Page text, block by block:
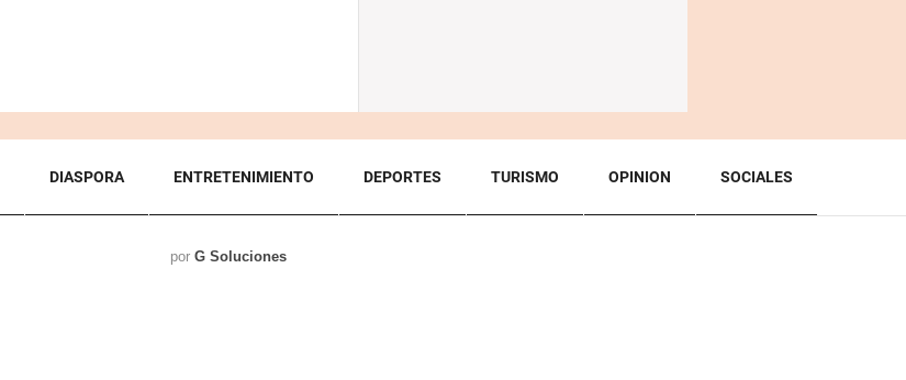
DIASPORA ENTRETENIMIENTO DEPORTES TURISMO OPINION SOCIALES
por G Soluciones